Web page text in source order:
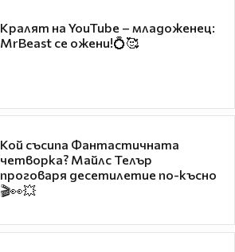
Кралят на YouTube – младоженец:
MrBeast се ожени!💍🥰
Кой съсипа Фантастичната
четворка? Майлс Телър
проговаря десетилетие по-късно
🎬👀💥